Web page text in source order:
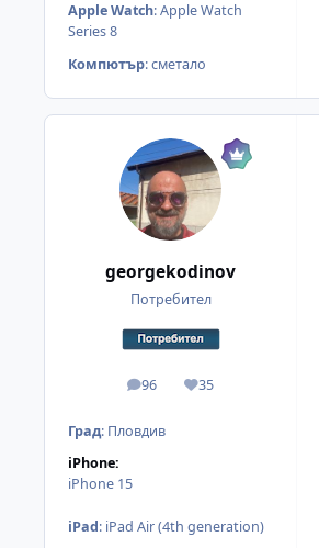
Apple Watch:Apple Watch
Series 8
Компютър:сметало
georgekodinov
Потребител
96
мнения 35
Reputation
Град: Пловдив
iPhone:
iPhone 15
iPad: iPad Air (4th generation)